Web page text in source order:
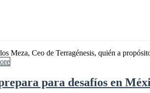
Meza, Ceo de Terragénesis, quién a
para desafíos en